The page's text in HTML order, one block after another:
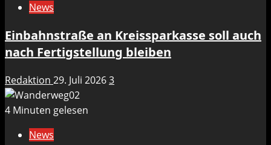
News
Einbahnstraße an Kreissparkasse soll auch
nach Fertigstellung bleiben
Redaktion 29. Juli 20263
4 Minuten gelesen
News